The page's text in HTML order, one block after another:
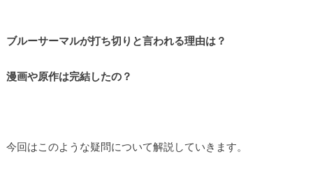
ブルーサーマルが打ち切りと言われる理由は？
漫画や原作は完結したの？
今回はこのような疑問について解説していきます。